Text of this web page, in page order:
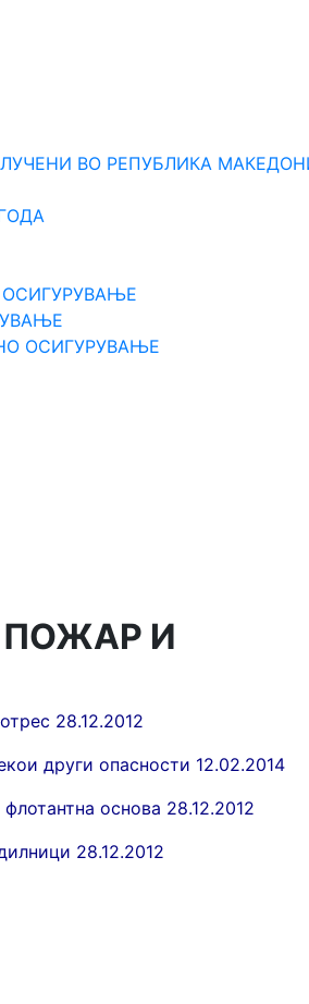
ВО РЕПУБЛИКА
ОСИГУРУВАЊЕ
ПОЖАР И
28.12.2012
други опасности 12.02.2014
основа 28.12.2012
28.12.2012